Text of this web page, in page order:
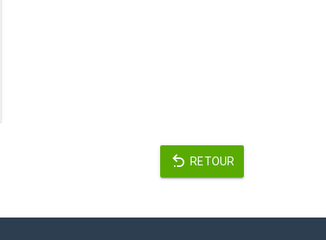
RETOUR